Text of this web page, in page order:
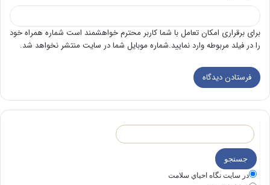
برای برقراری امکان تعامل با شما کاربر محترم خواهشمند است شماره همراه خود
را در فیلد مربوطه وارد نمایید.شماره موبایل شما در سایت منتشر نخواهد شد.
در سايت نگاه احياي سلامت